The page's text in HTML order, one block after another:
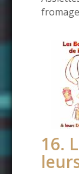
16.